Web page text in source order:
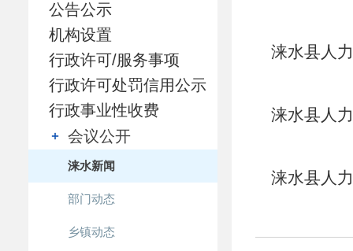
公告公示
机构设置
行政许可/服务事项
行政许可处罚信用公示
行政事业性收费
会议公开
涞水新闻
部门动态
乡镇动态
涞水县人
涞水县人
涞水县人